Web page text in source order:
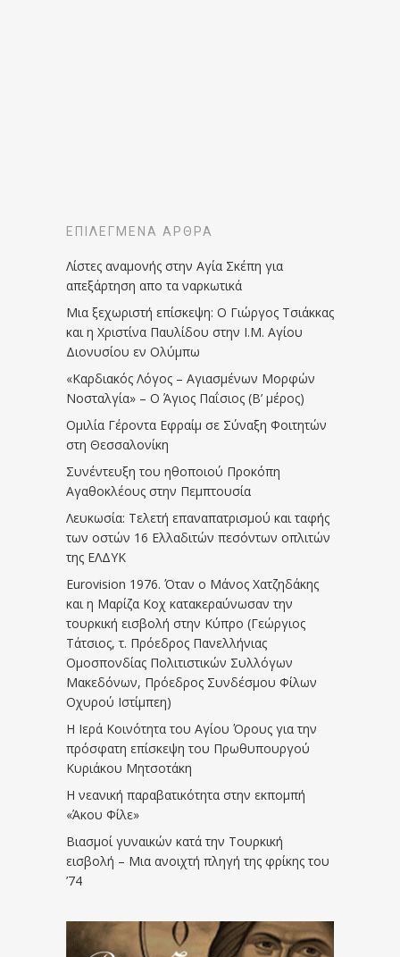
ΕΠΙΛΕΓΜΈΝΑ ΆΡΘΡΑ
Λίστες αναμονής στην Αγία Σκέπη για
απεξάρτηση απο τα ναρκωτικά
Μια ξεχωριστή επίσκεψη: Ο Γιώργος Τσιάκκας
και η Χριστίνα Παυλίδου στην Ι.Μ. Αγίου
Διονυσίου εν Ολύμπω
«Καρδιακός Λόγος – Αγιασμένων Μορφών
Νοσταλγία» – Ο Άγιος Παΐσιος (Β’ μέρος)
Ομιλία Γέροντα Εφραίμ σε Σύναξη Φοιτητών
στη Θεσσαλονίκη
Συνέντευξη του ηθοποιού Προκόπη
Αγαθοκλέους στην Πεμπτουσία
Λευκωσία: Τελετή επαναπατρισμού και ταφής
των οστών 16 Ελλαδιτών πεσόντων οπλιτών
της ΕΛΔΥΚ
Eurovision 1976. Όταν ο Μάνος Χατζηδάκης
και η Μαρίζα Κοχ κατακεραύνωσαν την
τουρκική εισβολή στην Κύπρο (Γεώργιος
Τάτσιος, τ. Πρόεδρος Πανελλήνιας
Ομοσπονδίας Πολιτιστικών Συλλόγων
Μακεδόνων, Πρόεδρος Συνδέσμου Φίλων
Οχυρού Ιστίμπεη)
Η Ιερά Κοινότητα του Αγίου Όρους για την
πρόσφατη επίσκεψη του Πρωθυπουργού
Κυριάκου Μητσοτάκη
Η νεανική παραβατικότητα στην εκπομπή
«Άκου Φίλε»
Βιασμοί γυναικών κατά την Τουρκική
εισβολή – Μια ανοιχτή πληγή της φρίκης του
’74